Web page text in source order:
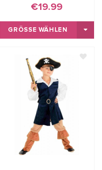
€19.99
GRÖSSE WÄHLEN